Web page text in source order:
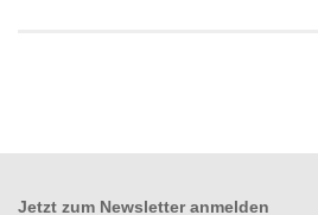
Jetzt zum Newsletter anmelden